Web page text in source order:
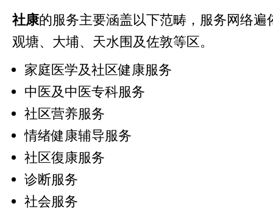
社康的服务主要涵盖以下范畴，服务网络遍
观塘、大埔、天水围及佐敦等区。
家庭医学及社区健康服务
中医及中医专科服务
社区营养服务
情绪健康辅导服务
社区復康服务
诊断服务
社会服务